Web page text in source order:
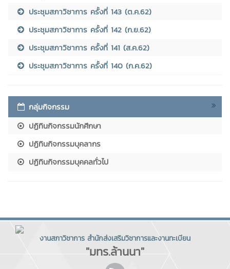
ประชุมสภาวิชาการ ครั้งที่ 143 (ต.ค.62)
ประชุมสภาวิชาการ ครั้งที่ 142 (ก.ย.62)
ประชุมสภาวิชาการ ครั้งที่ 141 (ส.ค.62)
ประชุมสภาวิชาการ ครั้งที่ 140 (ก.ค.62)
กลุ่มกิจกรรม
ปฏิทินกิจกรรมนักศึกษา
ปฏิทินกิจกรรมบุคลากร
ปฏิทินกิจกรรมบุคคลทั่วไป
งานสภาวิชาการ สำนักส่งเสริมวิชาการและงานทะเบียน
"มทร.ล้านนา"